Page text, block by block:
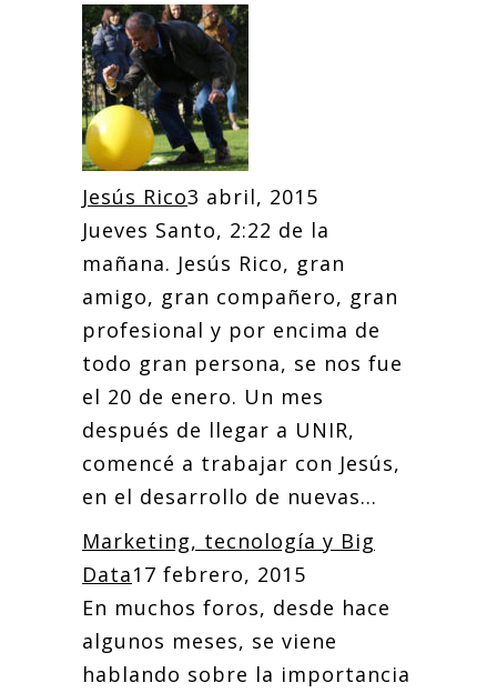
Jesús Rico3 abril, 2015
Jueves Santo, 2:22 de la
mañana. Jesús Rico, gran
amigo, gran compañero, gran
profesional y por encima de
todo gran persona, se nos fue
el 20 de enero. Un mes
después de llegar a UNIR,
comencé a trabajar con Jesús,
en el desarrollo de nuevas...
Marketing, tecnología y Big
Data17 febrero, 2015
En muchos foros, desde hace
algunos meses, se viene
hablando sobre la importancia